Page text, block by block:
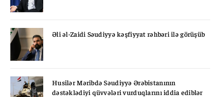
Əli əl-Zaidi Səudiyyə kəşfiyyat rəhbəri ilə görüşüb
Husilər Məribdə Səudiyyə Ərəbistanının
dəstəklədiyi qüvvələri vurduqlarını iddia ediblər